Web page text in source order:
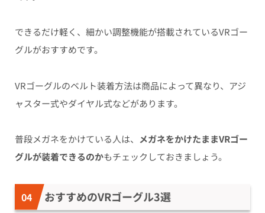
できるだけ軽く、細かい調整機能が搭載されているVRゴー
グルがおすすめです。
VRゴーグルのベルト装着方法は商品によって異なり、アジ
ャスター式やダイヤル式などがあります。
普段メガネをかけている人は、
メガネをかけたままVRゴー
グルが装着できるのかもチェックしておきましょう。
おすすめのVRゴーグル3選